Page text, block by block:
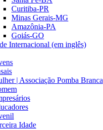
Curitiba-PR
Minas Gerais-MG
Amazônia-PA
Goiás-GO
Internacional (em inglês)
| Associação Pomba Branca
Idade